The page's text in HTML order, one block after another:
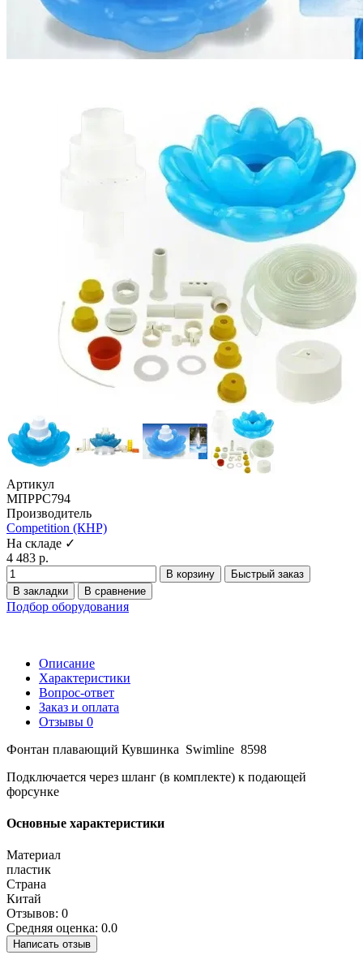
Артикул
МПРРС794
Производитель
Competition (КНР)
На складе ✓
4 483 р.
В корзину
Быстрый заказ
В закладки
В сравнение
Подбор оборудования
Описание
Характеристики
Вопрос-ответ
Заказ и оплата
Отзывы 0
Фонтан плавающий Кувшинка Swimline 8598
Подключается через шланг (в комплекте) к подающей
форсунке
Основные характеристики
Материал
пластик
Страна
Китай
Отзывов: 0
Средняя оценка: 0.0
Написать отзыв